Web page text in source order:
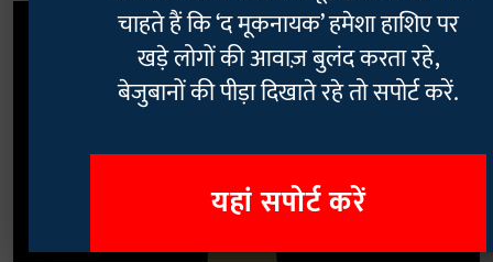
चाहते हैं कि ‘द मूकनायक’ हमेशा हाशिए पर
खड़े लोगों की आवाज़ बुलंद करता रहे,
बेजुबानों की पीड़ा दिखाते रहे तो सपोर्ट करें.
यहां सपोर्ट करें